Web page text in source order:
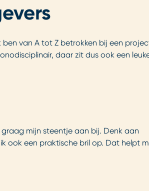
van A tot Z betrokken bij een
daar zit dus ook een
mijn steentje aan bij. Denk aan
ook een praktische bril op. Dat helpt